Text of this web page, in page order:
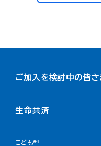
ご加入を検討中の皆さ
生命共済
こども型